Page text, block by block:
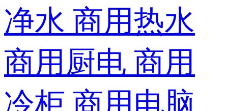
净水 商用热水
商用厨电 商用
冷柜 商用电脑